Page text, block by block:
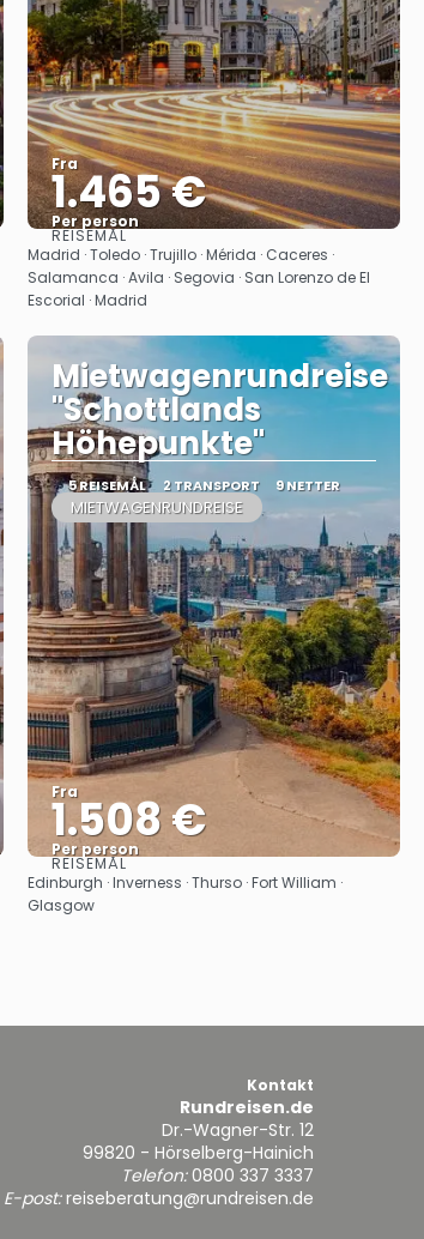
Fra
1.465 €
Per person
Se
REISEMÅL
Madrid · Toledo · Trujillo · Mérida · Caceres‎ ·
Salamanca · Avila · Segovia · San Lorenzo de El
Escorial · Madrid
Mietwagenrundreise
"Schottlands
Höhepunkte"
5 REISEMÅL 2 TRANSPORT 9 NETTER
MIETWAGENRUNDREISE
Fra
1.508 €
Per person
Se
REISEMÅL
Edinburgh · Inverness · Thurso · Fort William ·
Glasgow
Kontakt
Rundreisen.de
Dr.-Wagner-Str. 12
99820 - Hörselberg-Hainich
Telefon:0800 337 3337
E-post:reiseberatung@rundreisen.de